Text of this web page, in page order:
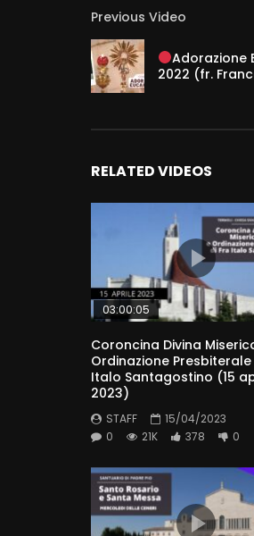
Previous Video
Adorazione
2022 (fr.
RELATED VIDEOS
03:00:05
Coroncina Divina
Ordinazione Presbiterale
Italo Santagostino (15
2023)
STAFF
15/04/2023
0
21K 378 0